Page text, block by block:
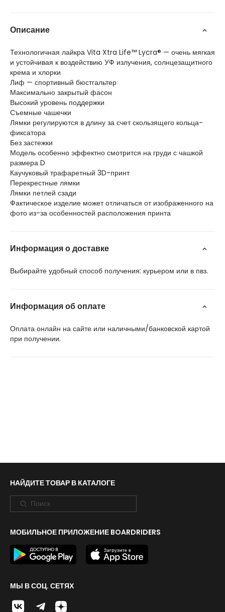
Описание
Технологичная лайкра Vita Xtra Life™ Lycra® — очень мягкая
и устойчивая к воздействию УФ излучения, солнцезащитного
крема и хлорки
Лиф — спортивный бюстгальтер
Максимально закрытый фасон
Высокий уровень поддержки
Съемные чашечки
Лямки регулируются в длину за счет скользящего кольца-
фиксатора
Без застежки
Модель особенно эффектно смотрится на груди с чашкой
размера D
Каучуковый трафаретный 3D-принт
Перекрестные лямки
Лямки петлей сзади
Фактическое изделие может отличаться от изображенного на
фото из-за особенностей расположения принта
Информация о доставке
Выбирайте удобный способ получения: курьером или в пвз.
Информация об оплате
Оплата онлайн на сайте или наличными/банковской картой
при получении.
НАЙДИТЕ ТОВАР В КАТАЛОГЕ
МОБИЛЬНОЕ ПРИЛОЖЕНИЕ BOARDRIDERS
МЫ В СОЦ. СЕТЯХ